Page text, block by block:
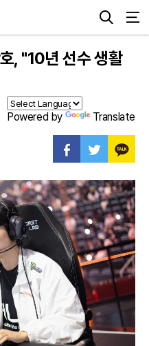
, "10년 선수 생활
Powered by Translate